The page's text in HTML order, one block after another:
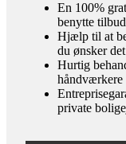
En 100%
benytte
Hjælp til at
du ønsker det
Hurtig
håndværkere
private